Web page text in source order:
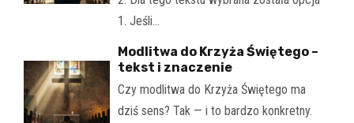
1. Jeśli…
Modlitwa do Krzyża Świętego –
tekst i znaczenie
Czy modlitwa do Krzyża Świętego ma
dziś sens? Tak — i to bardzo konkretny.